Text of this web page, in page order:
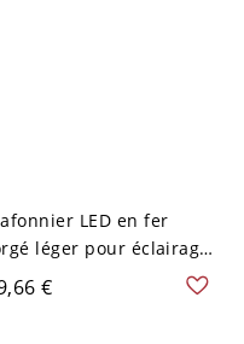
LED en fer
léger pour éclairage
couloir
€